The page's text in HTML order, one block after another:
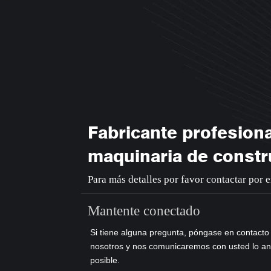
Fabricante
maquinaria de
Para más detalles por favor contactar por
Mantente conectado
Si tiene alguna pregunta, póngase en contacto
nosotros y nos comunicaremos con usted lo
posible.